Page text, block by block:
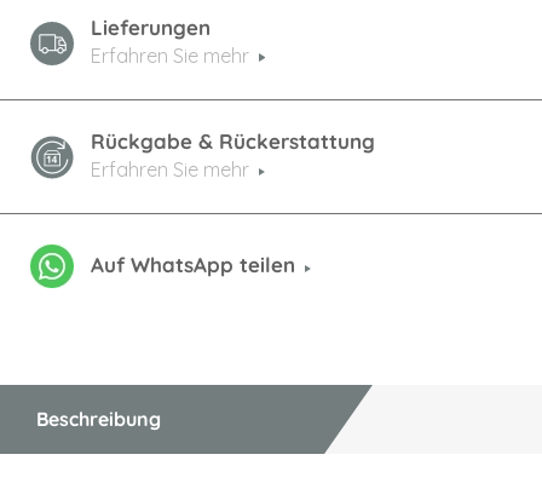
Lieferungen
Erfahren Sie mehr
Rückgabe & Rückerstattung
Erfahren Sie mehr
Auf WhatsApp teilen
Beschreibung